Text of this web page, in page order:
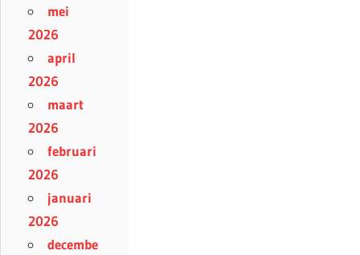
mei
2026
april
2026
maart
2026
februari
2026
januari
2026
decembe